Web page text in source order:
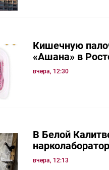
Кишечную
«Ашана» в
вчера, 12:30
В Белой
вчера, 12:13